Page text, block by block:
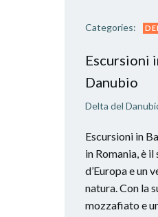
Categories:
Escursioni
Danubio
Delta del
Escursioni in
in Romania, è
d’Europa e un
natura. Con la
mozzafiato e